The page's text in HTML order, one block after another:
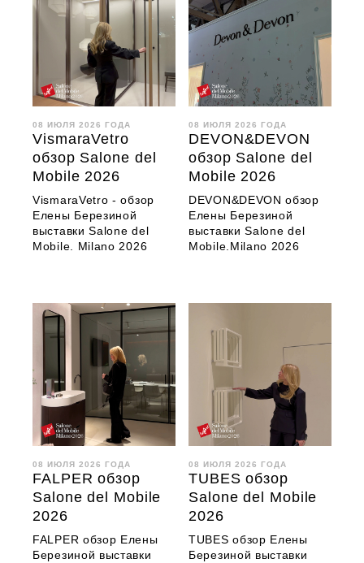
08 ИЮЛЯ 2026 ГОДА
VismaraVetro
обзор Salone del
Mobile 2026
VismaraVetro - обзор
Елены Березиной
выставки Salone del
Mobile. Milano 2026
08 ИЮЛЯ 2026 ГОДА
DEVON&DEVON
обзор Salone del
Mobile 2026
DEVON&DEVON обзор
Елены Березиной
выставки Salone del
Mobile.Milano 2026
08 ИЮЛЯ 2026 ГОДА
FALPER обзор
Salone del Mobile
2026
FALPER обзор Елены
Березиной выставки
08 ИЮЛЯ 2026 ГОДА
TUBES обзор
Salone del Mobile
2026
TUBES обзор Елены
Березиной выставки